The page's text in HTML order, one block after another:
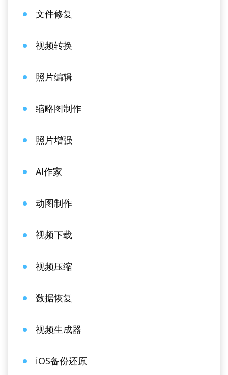
文件修复
视频转换
照片编辑
缩略图制作
照片增强
AI作家
动图制作
视频下载
视频压缩
数据恢复
视频生成器
iOS备份还原